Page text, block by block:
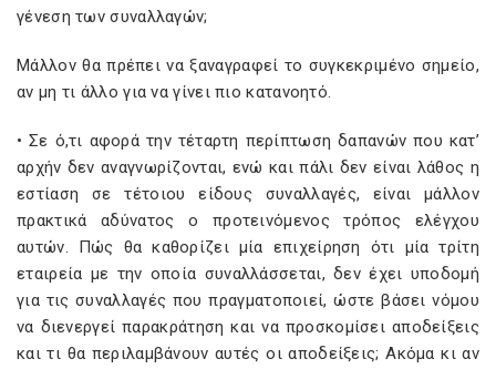
γένεση των συναλλαγών;
Μάλλον θα πρέπει να ξαναγραφεί το συγκεκριμένο σημείο,
αν μη τι άλλο για να γίνει πιο κατανοητό.
• Σε ό,τι αφορά την τέταρτη περίπτωση δαπανών που κατ’
αρχήν δεν αναγνωρίζονται, ενώ και πάλι δεν είναι λάθος η
εστίαση σε τέτοιου είδους συναλλαγές, είναι μάλλον
πρακτικά αδύνατος ο προτεινόμενος τρόπος ελέγχου
αυτών. Πώς θα καθορίζει μία επιχείρηση ότι μία τρίτη
εταιρεία με την οποία συναλλάσσεται, δεν έχει υποδομή
για τις συναλλαγές που πραγματοποιεί, ώστε βάσει νόμου
να διενεργεί παρακράτηση και να προσκομίσει αποδείξεις
και τι θα περιλαμβάνουν αυτές οι αποδείξεις; Ακόμα κι αν